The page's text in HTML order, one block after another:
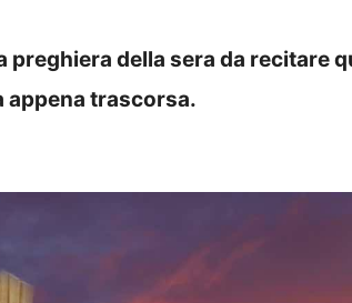
preghiera della sera da recitare
appena trascorsa.